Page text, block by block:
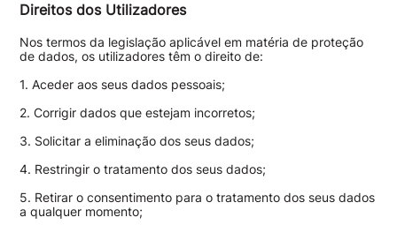
Direitos dos Utilizadores
Nos termos da legislação aplicável em matéria de proteção
de dados, os utilizadores têm o direito de:
1. Aceder aos seus dados pessoais;
2. Corrigir dados que estejam incorretos;
3. Solicitar a eliminação dos seus dados;
4. Restringir o tratamento dos seus dados;
5. Retirar o consentimento para o tratamento dos seus dados
a qualquer momento;